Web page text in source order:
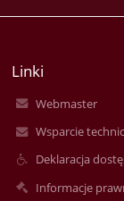
Linki
Webmaster
Wsparcie
Deklaracja
Informacje